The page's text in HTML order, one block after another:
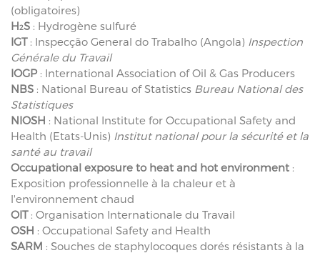
(obligatoires)
H2S : Hydrogène sulfuré
IGT: Inspecção General do Trabalho (Angola) Inspection
Générale du Travail
IOGP: International Association of Oil & Gas Producers
NBS : National Bureau of Statistics Bureau National des
Statistiques
NIOSH : National Institute for Occupational Safety and
Health (Etats-Unis) Institut national pour la sécurité et la
santé au travail
Occupational exposure to heat and hot environment :
Exposition professionnelle à la chaleur et à
l'environnement chaud
OIT: Organisation Internationale du Travail
OSH : Occupational Safety and Health
SARM : Souches de staphylocoques dorés résistants à la